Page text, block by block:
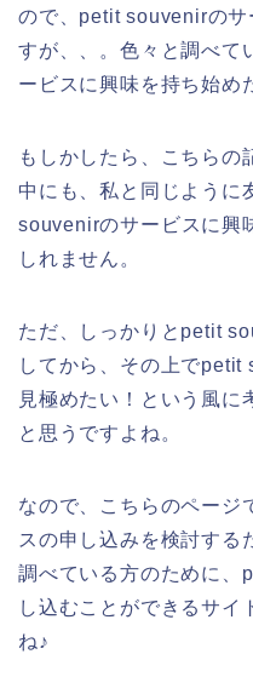
ので、petit souvenirのサ
すが、、。色々と調べ
ービスに興味を持ち始め
もしかしたら、こちらの
中にも、私と同じように
souvenirのサービスに興
しれません。
ただ、しっかりとpetit
してから、その上でpetit
見極めたい！という風に
と思うですよね。
なので、こちらのペー
スの申し込みを検討する
調べている方のために、
し込むことができるサイ
ね♪